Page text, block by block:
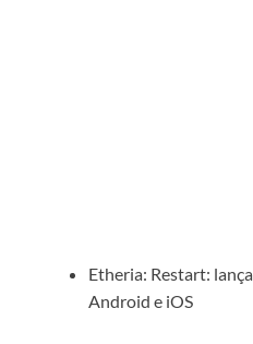
Etheria: Restart:
Android e iOS